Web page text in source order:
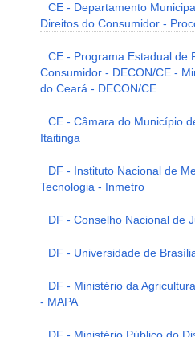
CE - Departamento
Direitos do Consumidor -
CE - Programa Estadual de
Consumidor - DECON/CE -
do Ceará - DECON/CE
CE - Câmara do Município
Itaitinga
DF - Instituto Nacional de
Tecnologia - Inmetro
DF - Conselho Nacional de
DF - Universidade de
DF - Ministério da
- MAPA